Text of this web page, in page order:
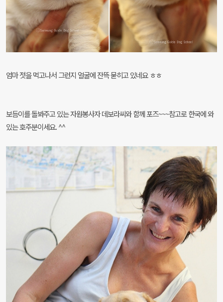
엄마 젓을 먹고나서 그런지 얼굴에 잔뜩 묻히고 있네요 ㅎㅎ
보듬이를 돌봐주고 있는 자원봉사자 데보라씨와 함께 포즈~~~참고로 한국에 와
있는 호주분이세요. ^^